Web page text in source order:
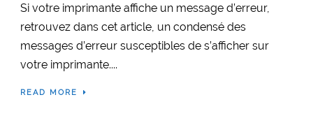
Si votre imprimante affiche un message d’erreur,
retrouvez dans cet article, un condensé des
messages d’erreur susceptibles de s’afficher sur
votre imprimante....
READ MORE